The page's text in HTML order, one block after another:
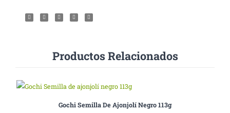
Productos Relacionados
Gochi Semilla De Ajonjolí Negro 113g